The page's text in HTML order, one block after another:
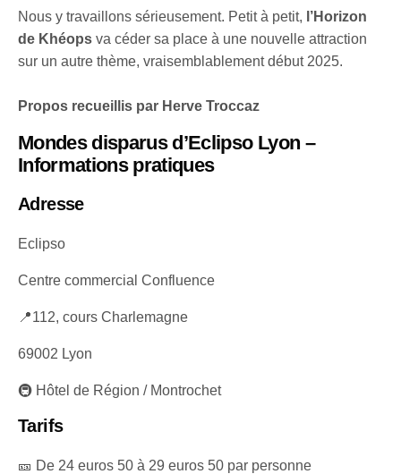
Nous y travaillons sérieusement. Petit à petit, l’Horizon
de Khéopsva céder sa place à une nouvelle attraction
sur un autre thème, vraisemblablement début 2025.
Propos recueillis par Herve Troccaz
Mondes disparus d’Eclipso Lyon –
Informations pratiques
Adresse
Eclipso
Centre commercial Confluence
📍112, cours Charlemagne
69002 Lyon
🚇 Hôtel de Région / Montrochet
Tarifs
🎫 De 24 euros 50 à 29 euros 50 par personne